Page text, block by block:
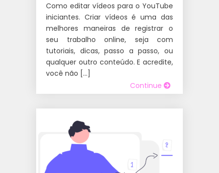
Como editar vídeos para o YouTube
iniciantes. Criar vídeos é uma das
melhores maneiras de registrar o
seu trabalho online, seja com
tutoriais, dicas, passo a passo, ou
qualquer outro conteúdo. E acredite,
você não […]
Continue